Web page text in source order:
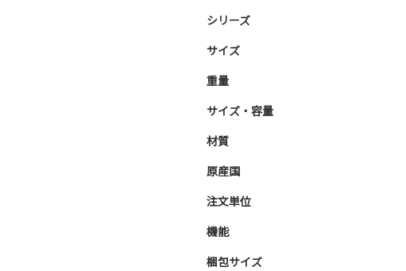
シリーズ
サイズ
重量
サイズ・容量
材質
原産国
注文単位
機能
梱包サイズ